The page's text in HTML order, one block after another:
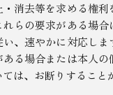
消去等を求める権利
れらの要求がある場合
い、速やかに対応し
ある場合または本人
は、お断りすること